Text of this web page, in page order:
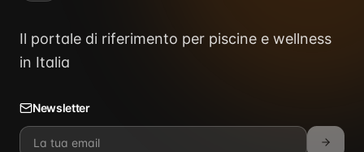
Il portale di riferimento per piscine e wellness
in Italia
Newsletter